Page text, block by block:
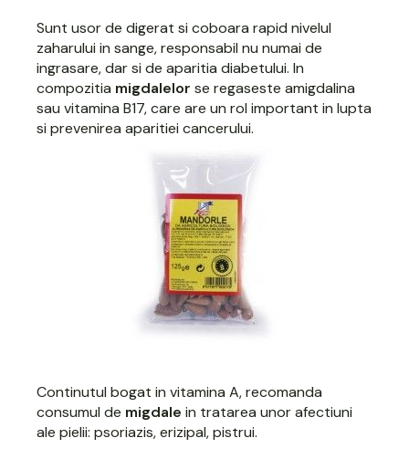
Sunt usor de digerat si coboara rapid nivelul
zaharului in sange, responsabil nu numai de
ingrasare, dar si de aparitia diabetului. In
compozitia migdalelor se regaseste amigdalina
sau vitamina B17, care are un rol important in lupta
si prevenirea aparitiei cancerului.
Continutul bogat in vitamina A, recomanda
consumul de migdale in tratarea unor afectiuni
ale pielii: psoriazis, erizipal, pistrui.